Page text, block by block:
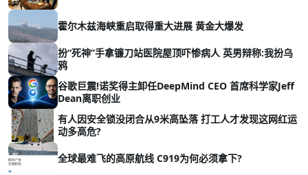
霍尔木兹海峡重启取得重大进展 黄金大爆发
扮“死神”手拿镰刀站医院屋顶吓惨病人 英男辩称:我扮乌
鸦
谷歌巨震!诺奖得主卸任DeepMind CEO 首席科学家Jeff
Dean离职创业
有人因安全锁没闭合从9米高坠落 打工人才发现这网红运
动多高危?
全球最难飞的高原航线 C919为何必须拿下?